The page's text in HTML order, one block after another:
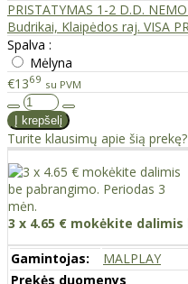
PRISTATYMAS 1-2 D.D.
Budrikai, Klaipėdos raj. VISA
Spalva :
Mėlyna
€1369 su PVM
Turite klausimų apie šią prekę?
3 x 4.65 € mokėkite
Gamintojas:
MALPLAY
Prekės duomenys